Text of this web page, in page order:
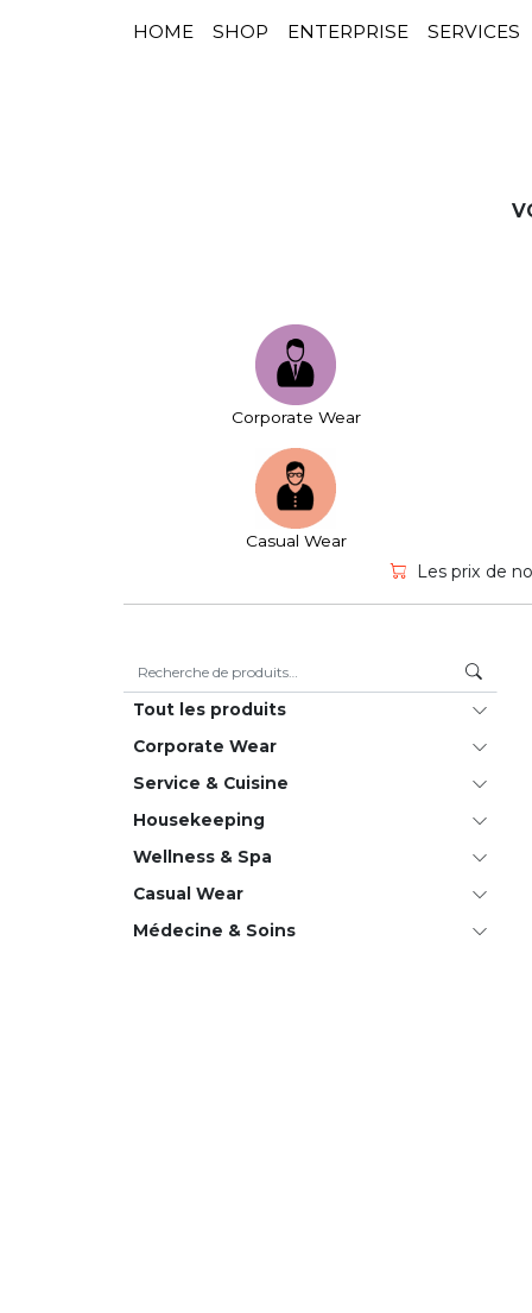
NAVIGATION PRINCIPALE
HOME SHOP ENTERPRISE SERVICES
Corporate Wear
Casual Wear
Les prix de
Tout les produits
Corporate Wear
Service & Cuisine
House­keeping
Wellness & Spa
Casual Wear
Médecine & Soins